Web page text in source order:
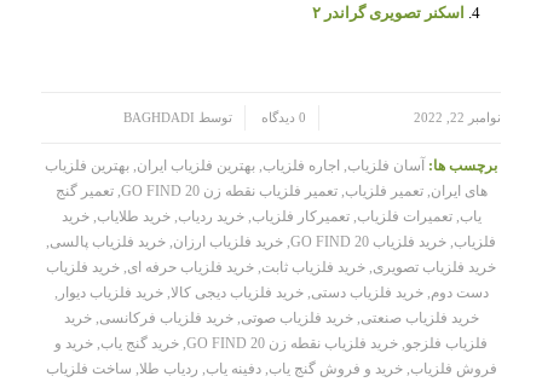
اسکنر تصویری گراندر ۲
نوامبر 22, 2022 0 دیدگاه توسط BAGHDADI
برچسب ها: آسان فلزیاب, اجاره فلزیاب, بهترین فلزیاب ایران, بهترین فلزیاب
های ایران,تعمیر فلزیاب,تعمیر فلزیاب نقطه زن GO FIND 20 ,تعمیر گنج
یاب,تعمیرات فلزیاب,تعمیرکار فلزیاب,خرید ردیاب,خرید طلایاب,خرید
فلزیاب, خرید فلزیاب GO FIND 20 , خرید فلزیاب ارزان, خرید فلزیاب پالسی,
خرید فلزیاب تصویری, خرید فلزیاب ثابت, خرید فلزیاب حرفه ای, خرید فلزیاب
دست دوم,خرید فلزیاب دستی,خرید فلزیاب دیجی کالا,خرید فلزیاب دیوار ,
خرید فلزیاب صنعتی,خرید فلزیاب صوتی,خرید فلزیاب فرکانسی,خرید
فلزیاب فلزجو, خرید فلزیاب نقطه زن GO FIND 20 , خرید گنج یاب, خرید و
فروش فلزیاب,خرید و فروش گنج یاب,دفینه یاب, ردیاب طلا, ساخت فلزیاب